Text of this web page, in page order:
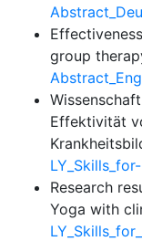
group
Effektivität
Research
Yoga with